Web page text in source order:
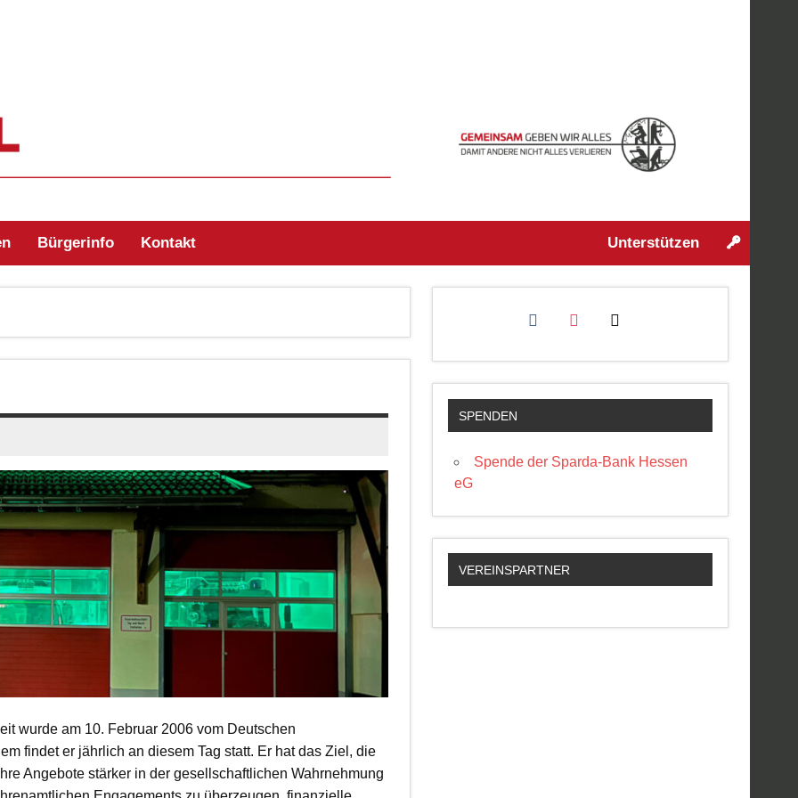
Bürgerinfo Kontakt Unterstützen
wurde am 10. Februar 2006 vom Deutschen
findet er jährlich an diesem Tag statt. Er hat das Ziel, die
Angebote stärker in der gesellschaftlichen Wahrnehmung
facebookinstagram
mail
SPENDEN
Spende der Sparda-Bank Hessen
eG
VEREINSPARTNER